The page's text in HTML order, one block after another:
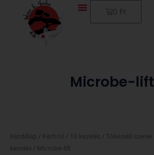
0 Ft
Kosár
Microbe-lift
Kezdőlap / Kerti tó / Tó kezelés / Tókezelő szerek
kezelés / Microbe-lift